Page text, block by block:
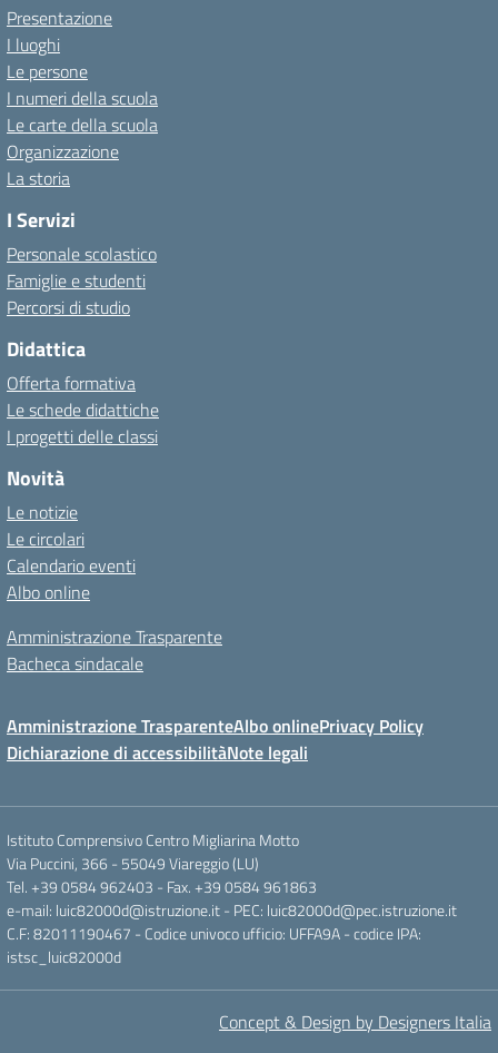
Presentazione
I luoghi
Le persone
I numeri della scuola
Le carte della scuola
Organizzazione
La storia
I Servizi
Personale scolastico
Famiglie e studenti
Percorsi di studio
Didattica
Offerta formativa
Le schede didattiche
I progetti delle classi
Novità
Le notizie
Le circolari
Calendario eventi
Albo online
Amministrazione Trasparente
Bacheca sindacale
Amministrazione TrasparenteAlbo onlinePrivacy Policy
Dichiarazione di accessibilitàNote legali
Istituto Comprensivo Centro Migliarina Motto
Via Puccini, 366 - 55049 Viareggio (LU)
Tel. +39 0584 962403 - Fax. +39 0584 961863
e-mail: luic82000d@istruzione.it - PEC: luic82000d@pec.istruzione.it
C.F: 82011190467 - Codice univoco ufficio: UFFA9A - codice IPA:
istsc_luic82000d
Concept & Design by Designers Italia